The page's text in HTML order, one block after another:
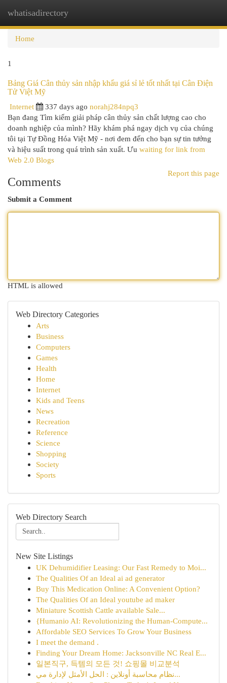
whatisadirectory
Home
1
Bảng Giá Cân thủy sản nhập khẩu giá sỉ lẻ tốt nhất tại Cân Điện
Tử Việt Mỹ
Internet
337 days ago norahj284npq3
Bạn đang Tìm kiếm giải pháp cân thủy sản chất lượng cao cho
doanh nghiệp của mình? Hãy khám phá ngay dịch vụ của chúng
tôi tại Tự Đồng Hóa Việt Mỹ - nơi đem đến cho bạn sự tin tưởng
và hiệu suất trong quá trình sản xuất. Ưu waiting for link from
Web 2.0 Blogs
Report this page
Comments
Submit a Comment
HTML is allowed
Web Directory Categories
Arts
Business
Computers
Games
Health
Home
Internet
Kids and Teens
News
Recreation
Reference
Science
Shopping
Society
Sports
Web Directory Search
New Site Listings
UK Dehumidifier Leasing: Our Fast Remedy to Moi...
The Qualities Of an Ideal ai ad generator
Buy This Medication Online: A Convenient Option?
The Qualities Of an Ideal youtube ad maker
Miniature Scottish Cattle available Sale...
{Humanio AI: Revolutionizing the Human-Compute...
Affordable SEO Services To Grow Your Business
I meet the demand .
Finding Your Dream Home: Jacksonville NC Real E...
일본직구, 득템의 모든 것! 쇼핑몰 비교분석
نظام محاسبة أونلاين : الحل الأمثل لإدارة مي...